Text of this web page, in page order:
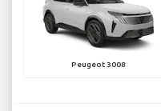
Peugeot 3008